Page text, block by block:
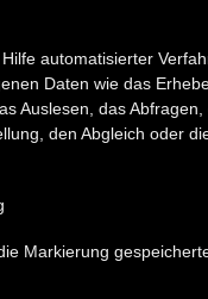
automatisierter
Daten wie das
Auslesen, das
den Abgleich oder
Markierung